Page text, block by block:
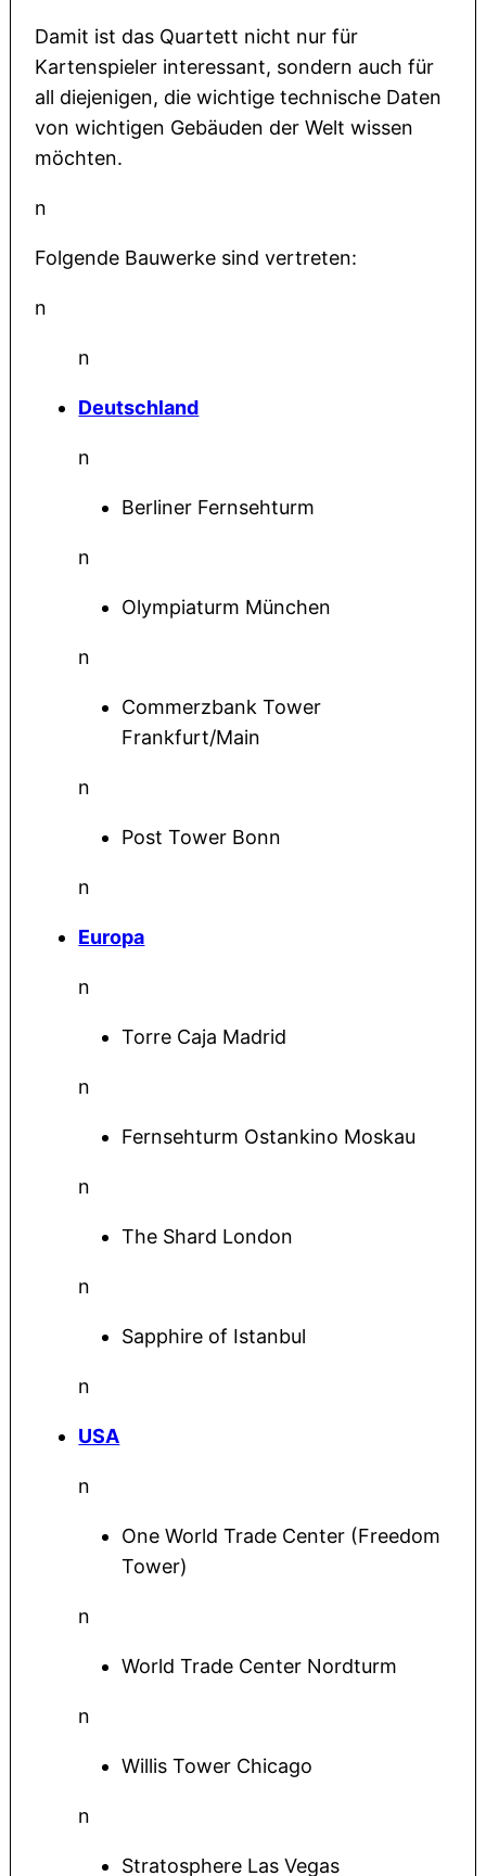
Damit ist das Quartett nicht nur für
Kartenspieler interessant, sondern auch für
all diejenigen, die wichtige technische Daten
von wichtigen Gebäuden der Welt wissen
möchten.
n
Folgende Bauwerke sind vertreten:
n
n
Deutschland
n
Berliner Fernsehturm
n
Olympiaturm München
n
Commerzbank Tower
Frankfurt/Main
n
Post Tower Bonn
n
Europa
n
Torre Caja Madrid
n
Fernsehturm Ostankino Moskau
n
The Shard London
n
Sapphire of Istanbul
n
USA
n
One World Trade Center (Freedom
Tower)
n
World Trade Center Nordturm
n
Willis Tower Chicago
n
Stratosphere Las Vegas